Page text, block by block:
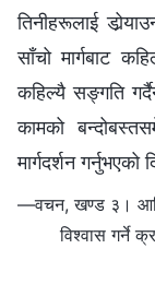
तिनीहरूलाई
साँचो मार्गबाट
कहिल्यै सङ्गति
कामको
मार्गदर्शन
—वचन, खण्ड ३।
विश्‍वास गर्ने